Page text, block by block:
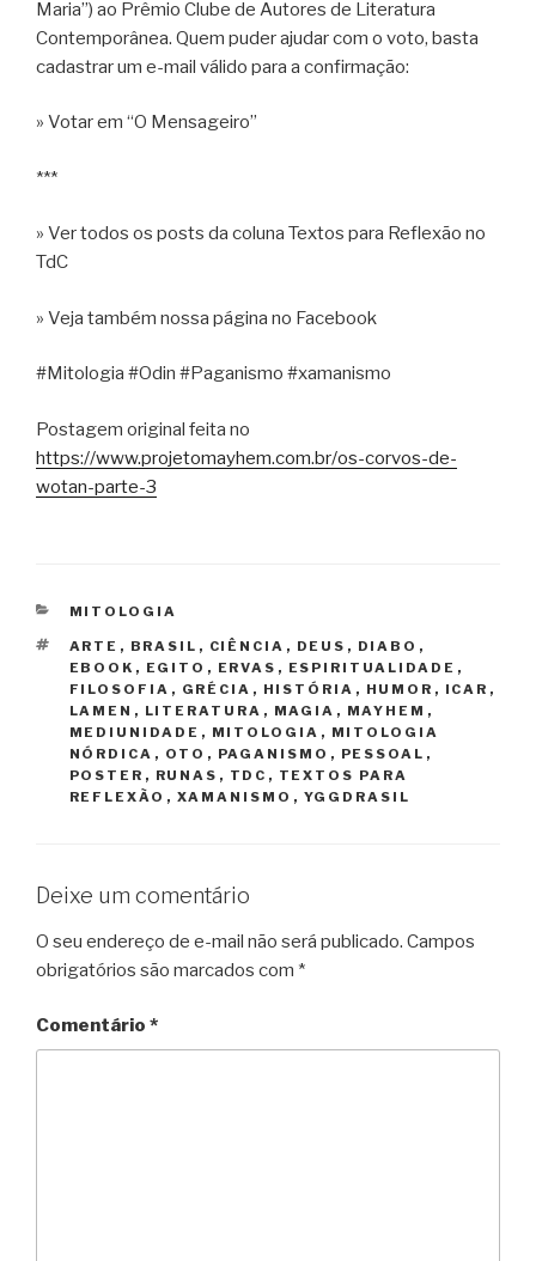
Maria”) ao Prêmio Clube de Autores de Literatura
Contemporânea. Quem puder ajudar com o voto, basta
cadastrar um e-mail válido para a confirmação:
» Votar em “O Mensageiro”
***
» Ver todos os posts da coluna Textos para Reflexão no
TdC
» Veja também nossa página no Facebook
#Mitologia #Odin #Paganismo #xamanismo
Postagem original feita no
https://www.projetomayhem.com.br/os-corvos-de-
wotan-parte-3
CATEGORIAS
MITOLOGIA
TAGS
ARTE , BRASIL , CIÊNCIA , DEUS , DIABO ,
EBOOK , EGITO , ERVAS , ESPIRITUALIDADE ,
FILOSOFIA , GRÉCIA , HISTÓRIA , HUMOR , ICAR ,
LAMEN , LITERATURA , MAGIA , MAYHEM ,
MEDIUNIDADE , MITOLOGIA , MITOLOGIA
NÓRDICA , OTO , PAGANISMO , PESSOAL ,
POSTER , RUNAS , TDC , TEXTOS PARA
REFLEXÃO , XAMANISMO , YGGDRASIL
Deixe um comentário
O seu endereço de e-mail não será publicado. Campos
obrigatórios são marcados com *
Comentário *